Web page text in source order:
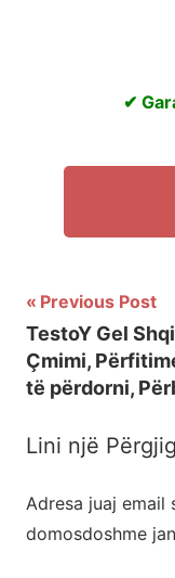
✔
Lëvizje
te
Previous Post
TestoY Gel
Çmimi,
të përdorni,
Lini një
Adresa juaj email
domosdoshme